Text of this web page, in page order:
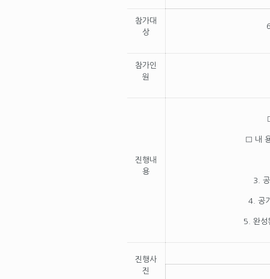
참가대
상
참가인
원
진행내
용
□ 내
3.
4. 공
5. 완성
진행사
진